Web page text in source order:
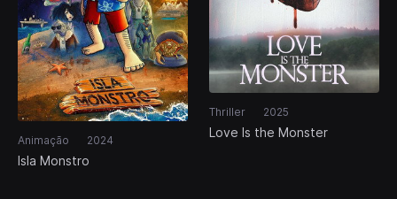
Animação 2024
Isla Monstro
Thriller 2025
Love Is the Monster